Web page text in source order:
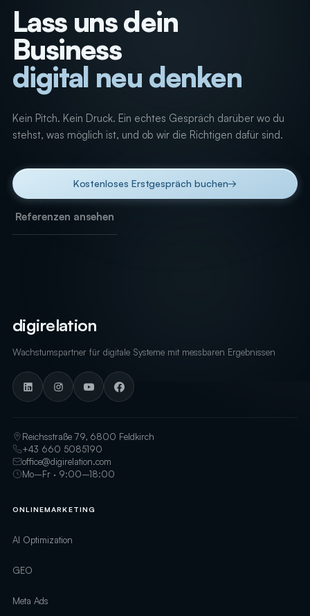
Lass uns dein
Business
digital neu denken
Kein Pitch. Kein Druck. Ein echtes Gespräch darüber wo du
stehst, was möglich ist, und ob wir die Richtigen dafür sind.
Kostenloses Erstgespräch buchen→
Referenzen ansehen
digirelation
Wachstumspartner für digitale Systeme mit messbaren Ergebnissen
Reichsstraße 79, 6800 Feldkirch
+43 660 5085190
office@digirelation.com
Mo–Fr · 9:00–18:00
ONLINEMARKETING
AI Optimization
GEO
Meta Ads